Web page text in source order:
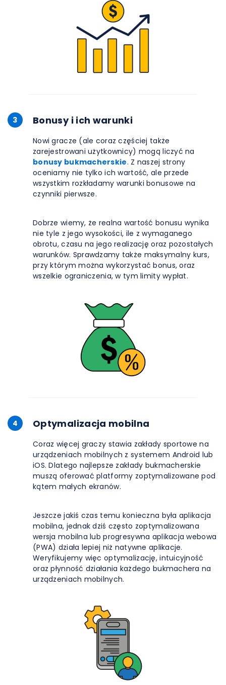
3 Bonusy i ich warunki
Nowi gracze (ale coraz częściej także
zarejestrowani użytkownicy) mogą liczyć na
bonusy bukmacherskie. Z naszej strony
oceniamy nie tylko ich wartość, ale przede
wszystkim rozkładamy warunki bonusowe na
czynniki pierwsze.
Dobrze wiemy, że realna wartość bonusu wynika
nie tyle z jego wysokości, ile z wymaganego
obrotu, czasu na jego realizację oraz pozostałych
warunków. Sprawdzamy także maksymalny kurs,
przy którym można wykorzystać bonus, oraz
wszelkie ograniczenia, w tym limity wypłat.
4 Optymalizacja mobilna
Coraz więcej graczy stawia zakłady sportowe na
urządzeniach mobilnych z systemem Android lub
iOS. Dlatego najlepsze zakłady bukmacherskie
muszą oferować platformy zoptymalizowane pod
kątem małych ekranów.
Jeszcze jakiś czas temu konieczna była aplikacja
mobilna, jednak dziś często zoptymalizowana
wersja mobilna lub progresywna aplikacja webowa
(PWA) działa lepiej niż natywne aplikacje.
Weryfikujemy więc optymalizację, intuicyjność
oraz płynność działania każdego bukmachera na
urządzeniach mobilnych.